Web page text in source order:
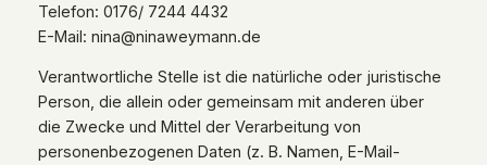
Telefon: 0176/ 7244 4432
E-Mail: nina@ninaweymann.de
Verantwortliche Stelle ist die natürliche oder juristische
Person, die allein oder gemeinsam mit anderen über
die Zwecke und Mittel der Verarbeitung von
personenbezogenen Daten (z. B. Namen, E-Mail-